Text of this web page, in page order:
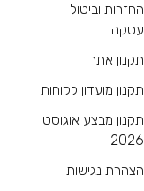
החזרות וביטול
עסקה
תקנון אתר
תקנון מועדון לקוחות
תקנון מבצע אוגוסט
2026
הצהרת נגישות